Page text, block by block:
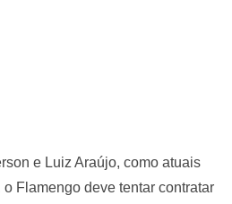
e Luiz Araújo, como atuais
Flamengo deve tentar contratar